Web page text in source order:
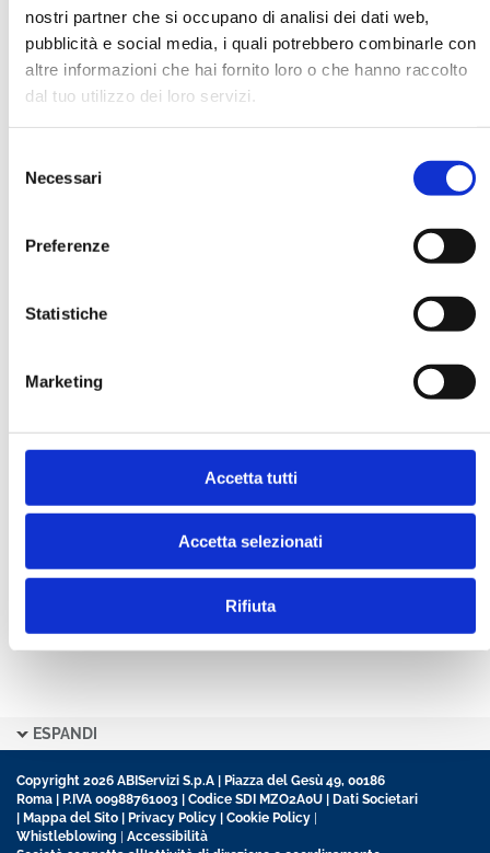
nostri partner che si occupano di analisi dei dati web,
pubblicità e social media, i quali potrebbero combinarle con
altre informazioni che hai fornito loro o che hanno raccolto
dal tuo utilizzo dei loro servizi.
delNecessari
Preferenze
Statistiche
Marketing
Accetta tutti
Accetta selezionati
Rifiuta
E-MAIL *
AZIENDA
FUNZIONE AZIENDALE
Ho letto e accetto l’informativa sulla
Ho preso visione delleCondizioni Generalidi
contratto disciplinanti il sito
ESPANDI
Copyright 2026 ABIServizi S.p.A | Piazza del Gesù 49, 00186
Roma | P.IVA 00988761003 | Codice SDI MZO2A0U | Dati Societari
| Mappa del Sito | Privacy Policy | Cookie Policy |
Whistleblowing | Accessibilità